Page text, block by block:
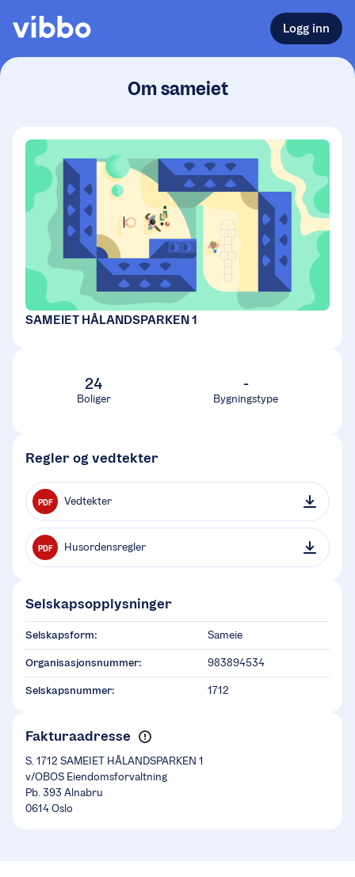
Logg inn
Om sameiet
SAMEIET HÅLANDSPARKEN 1
24
Boliger
-
Bygningstype
Regler og vedtekter
PDF Vedtekter
PDF Husordensregler
Selskapsopplysninger
Selskapsform: Sameie
Organisasjonsnummer: 983894534
Selskapsnummer: 1712
Fakturaadresse
S. 1712 SAMEIET HÅLANDSPARKEN 1
v/OBOS Eiendomsforvaltning
Pb. 393 Alnabru
0614 Oslo